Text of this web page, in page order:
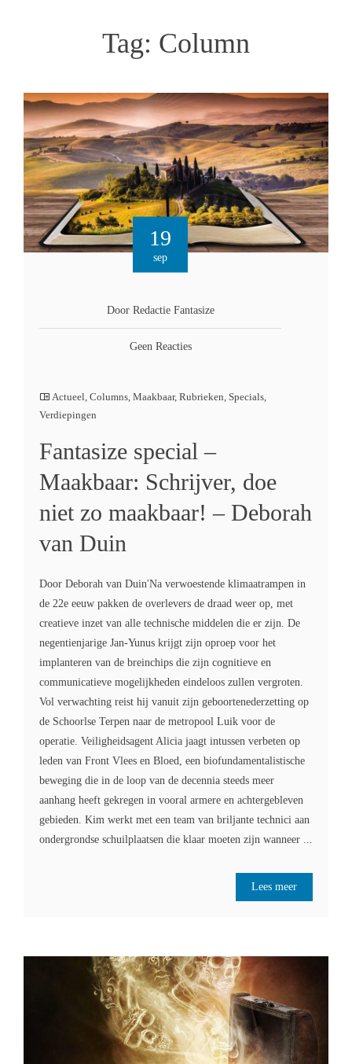
Tag: Column
19
sep
Door Redactie Fantasize
Geen Reacties
Actueel, Columns, Maakbaar, Rubrieken, Specials,
Verdiepingen
Fantasize special –
Maakbaar: Schrijver, doe
niet zo maakbaar! – Deborah
van Duin
Door Deborah van Duin'Na verwoestende klimaatrampen in
de 22e eeuw pakken de overlevers de draad weer op, met
creatieve inzet van alle technische middelen die er zijn. De
negentienjarige Jan-Yunus krijgt zijn oproep voor het
implanteren van de breinchips die zijn cognitieve en
communicatieve mogelijkheden eindeloos zullen vergroten.
Vol verwachting reist hij vanuit zijn geboortenederzetting op
de Schoorlse Terpen naar de metropool Luik voor de
operatie. Veiligheidsagent Alicia jaagt intussen verbeten op
leden van Front Vlees en Bloed, een biofundamentalistische
beweging die in de loop van de decennia steeds meer
aanhang heeft gekregen in vooral armere en achtergebleven
gebieden. Kim werkt met een team van briljante technici aan
ondergrondse schuilplaatsen die klaar moeten zijn wanneer ...
Lees meer